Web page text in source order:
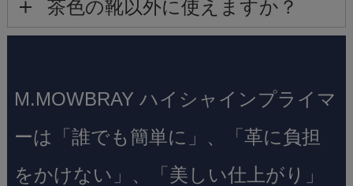
茶色の靴以外に使えますか？
M.MOWBRAY ハイシャインプライマ
ーは「誰でも簡単に」、「革に負担
をかけない」、「美しい仕上がり」